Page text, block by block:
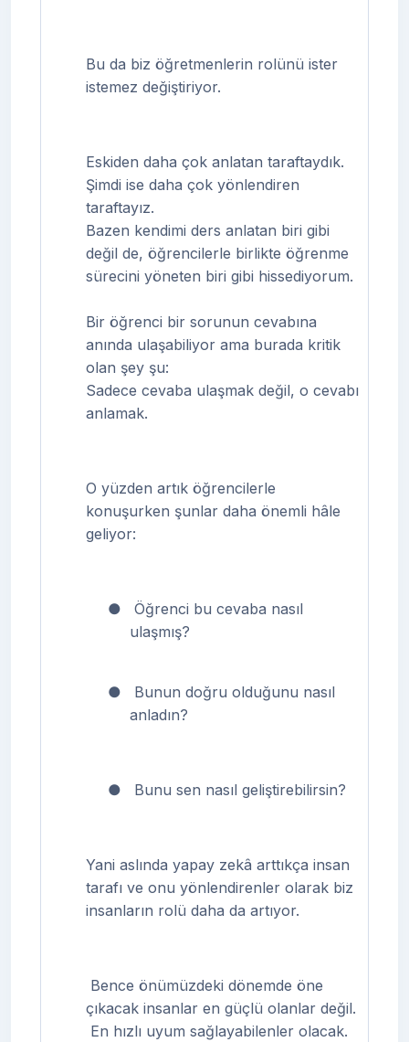
Bu da biz öğretmenlerin rolünü ister
istemez değiştiriyor.
Eskiden daha çok anlatan taraftaydık.
Şimdi ise daha çok yönlendiren
taraftayız.
Bazen kendimi ders anlatan biri gibi
değil de, öğrencilerle birlikte öğrenme
sürecini yöneten biri gibi hissediyorum.
Bir öğrenci bir sorunun cevabına
anında ulaşabiliyor ama burada kritik
olan şey şu:
Sadece cevaba ulaşmak değil, o cevabı
anlamak.
O yüzden artık öğrencilerle
konuşurken şunlar daha önemli hâle
geliyor:
●
Öğrenci bu cevaba nasıl
ulaşmış?
●
Bunun doğru olduğunu nasıl
anladın?
● Bunu sen nasıl geliştirebilirsin?
Yani aslında yapay zekâ arttıkça insan
tarafı ve onu yönlendirenler olarak biz
insanların rolü daha da artıyor.
Bence önümüzdeki dönemde öne
çıkacak insanlar en güçlü olanlar değil.
En hızlı uyum sağlayabilenler olacak.